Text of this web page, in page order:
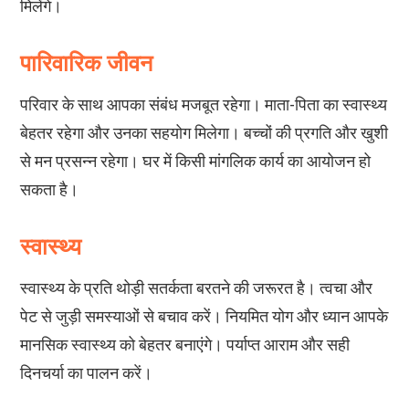
पारिवारिक जीवन
परिवार के साथ आपका संबंध मजबूत रहेगा। माता-पिता का स्वास्थ्य
बेहतर रहेगा और उनका सहयोग मिलेगा। बच्चों की प्रगति और खुशी
से मन प्रसन्न रहेगा। घर में किसी मांगलिक कार्य का आयोजन हो
स्वास्थ्य
स्वास्थ्य के प्रति थोड़ी सतर्कता बरतने की जरूरत है। त्वचा और
पेट से जुड़ी समस्याओं से बचाव करें। नियमित योग और ध्यान आपके
मानसिक स्वास्थ्य को बेहतर बनाएंगे। पर्याप्त आराम और सही